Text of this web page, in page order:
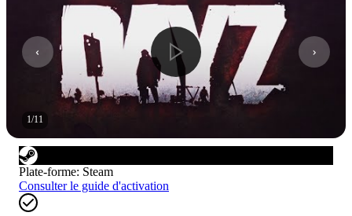
1/11
Plate-forme: Steam
Consulter le guide d'activation